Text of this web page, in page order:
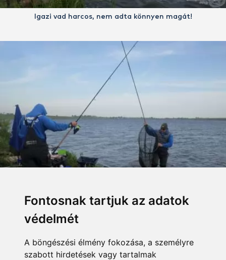
Fontosnak tartjuk az adatok
védelmét
A böngészési élmény fokozása, a személyre
szabott hirdetések vagy tartalmak
Igazi vad harcos, nem adta könnyen magát!
Lóránt végül sikeresen szákolt, mi nyertünk!